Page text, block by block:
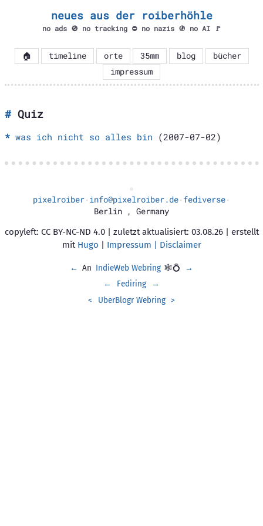
neues aus der roiberhöhle
no ads 🚫 no tracking ⛔ no nazis 🚯 no AI 🚩
🏠 timeline orte 35mm blog
bücher
impressum
Quiz
was ich nicht so alles bin (2007-07-02)
pixelroiber· info@pixelroiber.de· fediverse·
Berlin , Germany
copyleft: CC BY-NC-ND 4.0 | zuletzt aktualisiert: 03.08.26 | erstellt
mit Hugo | Impressum | Disclaimer
← An IndieWeb Webring 🕸💍
→
←
Fediring
→
<
UberBlogr Webring >